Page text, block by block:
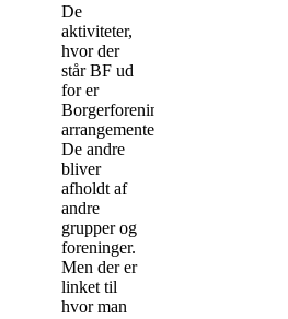
De
aktiviteter,
hvor der
står BF ud
for er
Borgerforeningens
arrangementer.
De andre
bliver
afholdt af
andre
grupper og
foreninger.
Men der er
linket til
hvor man